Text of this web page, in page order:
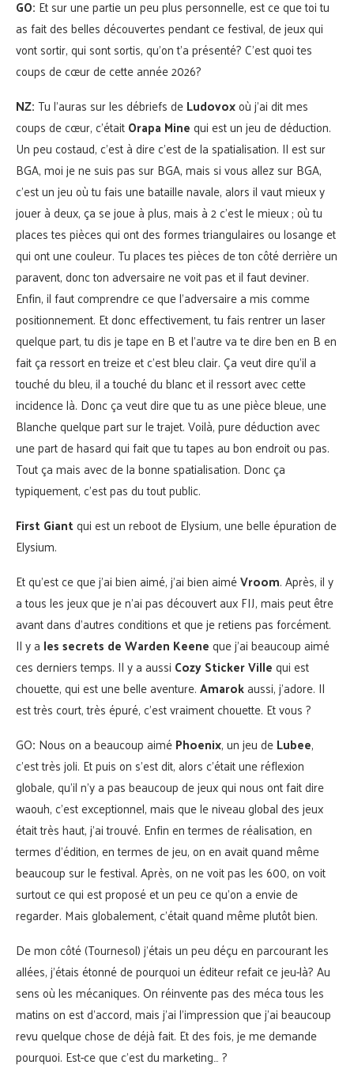
GO: Et sur une partie un peu plus personnelle, est ce que toi tu
as fait des belles découvertes pendant ce festival, de jeux qui
vont sortir, qui sont sortis, qu’on t’a présenté? C’est quoi tes
coups de cœur de cette année 2026?
NZ:Tu l’auras sur les débriefs deLudovoxoù j’ai dit mes
coups de cœur, c’étaitOrapa Minequi est un jeu de déduction.
Un peu costaud, c’est à dire c’est de la spatialisation. Il est sur
BGA, moi je ne suis pas sur BGA, mais si vous allez sur BGA,
c’est un jeu où tu fais une bataille navale, alors il vaut mieux y
jouer à deux, ça se joue à plus, mais à 2 c’est le mieux ; où tu
places tes pièces qui ont des formes triangulaires ou losange et
qui ont une couleur. Tu places tes pièces de ton côté derrière un
paravent, donc ton adversaire ne voit pas et il faut deviner.
Enfin, il faut comprendre ce que l’adversaire a mis comme
positionnement. Et donc effectivement, tu fais rentrer un laser
quelque part, tu dis je tape en B et l’autre va te dire ben en B en
fait ça ressort en treize et c’est bleu clair. Ça veut dire qu’il a
touché du bleu, il a touché du blanc et il ressort avec cette
incidence là. Donc ça veut dire que tu as une pièce bleue, une
Blanche quelque part sur le trajet. Voilà, pure déduction avec
une part de hasard qui fait que tu tapes au bon endroit ou pas.
Tout ça mais avec de la bonne spatialisation. Donc ça
typiquement, c’est pas du tout public.
First Giantqui est un reboot de Elysium, une belle épuration de
Elysium.
Et qu’est ce que j’ai bien aimé, j’ai bien aiméVroom. Après, il y
a tous les jeux que je n’ai pas découvert aux FIJ, mais peut être
avant dans d’autres conditions et que je retiens pas forcément.
Il y a les secrets de Warden Keeneque j’ai beaucoup aimé
ces derniers temps. Il y a aussi Cozy Sticker Villequi est
chouette, qui est une belle aventure.Amarokaussi, j’adore. Il
est très court, très épuré, c’est vraiment chouette. Et vous ?
GO: Nous on a beaucoup aiméPhoenix, un jeu deLubee,
c’est très joli. Et puis on s’est dit, alors c’était une réflexion
globale, qu’il n’y a pas beaucoup de jeux qui nous ont fait dire
waouh, c’est exceptionnel, mais que le niveau global des jeux
était très haut, j’ai trouvé. Enfin en termes de réalisation, en
termes d’édition, en termes de jeu, on en avait quand même
beaucoup sur le festival. Après, on ne voit pas les 600, on voit
surtout ce qui est proposé et un peu ce qu’on a envie de
regarder. Mais globalement, c’était quand même plutôt bien.
De mon côté (Tournesol) j’étais un peu déçu en parcourant les
allées, j’étais étonné de pourquoi un éditeur refait ce jeu-là? Au
sens où les mécaniques. On réinvente pas des méca tous les
matins on est d’accord, mais j’ai l’impression que j’ai beaucoup
revu quelque chose de déjà fait. Et des fois, je me demande
pourquoi. Est-ce que c’est du marketing… ?